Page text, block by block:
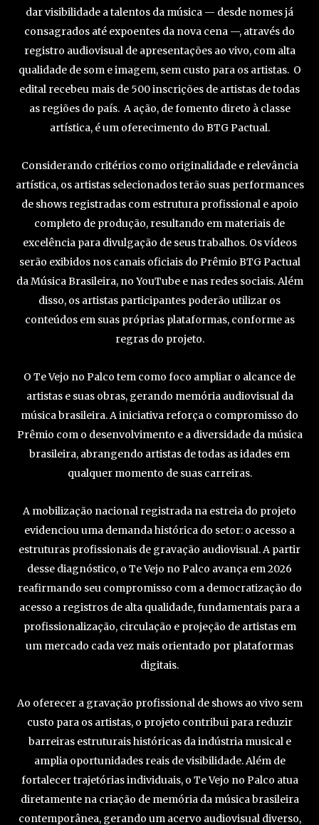
dar visibilidade a talentos da música — desde nomes já
consagrados até expoentes da nova cena —, através do
registro audiovisual de apresentações ao vivo, com alta
qualidade de som e imagem, sem custo para os artistas. O
edital recebeu mais de 500 inscrições de artistas de todas
as regiões do país. A ação, de fomento direto à classe
artística, é um oferecimento do BTG Pactual.
Considerando critérios como originalidade e relevância
artística, os artistas selecionados terão suas performances
de shows registradas com estrutura profissional e apoio
completo de produção, resultando em materiais de
excelência para divulgação de seus trabalhos. Os vídeos
serão exibidos nos canais oficiais do Prêmio BTG Pactual
da Música Brasileira, no YouTube e nas redes sociais. Além
disso, os artistas participantes poderão utilizar os
conteúdos em suas próprias plataformas, conforme as
regras do projeto.
O Te Vejo no Palco tem como foco ampliar o alcance de
artistas e suas obras, gerando memória audiovisual da
música brasileira. A iniciativa reforça o compromisso do
Prêmio com o desenvolvimento e a diversidade da música
brasileira, abrangendo artistas de todas as idades em
qualquer momento de suas carreiras.
A mobilização nacional registrada na estreia do projeto
evidenciou uma demanda histórica do setor: o acesso a
estruturas profissionais de gravação audiovisual. A partir
desse diagnóstico, o Te Vejo no Palco avança em 2026
reafirmando seu compromisso com a democratização do
acesso a registros de alta qualidade, fundamentais para a
profissionalização, circulação e projeção de artistas em
um mercado cada vez mais orientado por plataformas
digitais.
Ao oferecer a gravação profissional de shows ao vivo sem
custo para os artistas, o projeto contribui para reduzir
barreiras estruturais históricas da indústria musical e
amplia oportunidades reais de visibilidade. Além de
fortalecer trajetórias individuais, o Te Vejo no Palco atua
diretamente na criação de memória da música brasileira
contemporânea, gerando um acervo audiovisual diverso,